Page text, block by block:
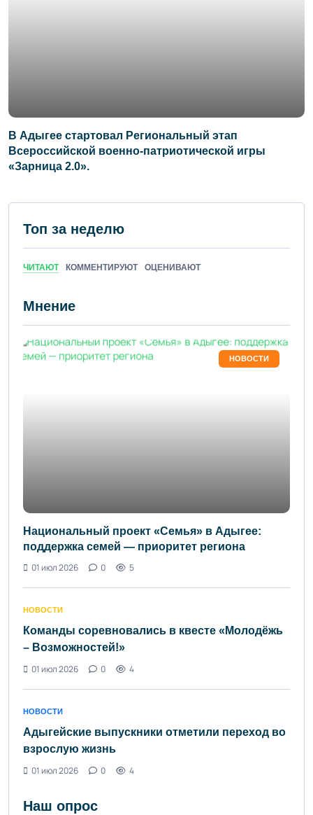
В Адыгее стартовал Региональный этап
Всероссийской военно-патриотической игры
«Зарница 2.0».
Топ за неделю
ЧИТАЮТ КОММЕНТИРУЮТ ОЦЕНИВАЮТ
Мнение
НОВОСТИ
Национальный проект «Семья» в Адыгее:
поддержка семей — приоритет региона
01 июл 2026
0 5
НОВОСТИ
Команды соревновались в квесте «Молодёжь
– Возможностей!»
01 июл 2026
0 4
НОВОСТИ
Адыгейские выпускники отметили переход во
взрослую жизнь
01 июл 2026
0 4
Наш опрос